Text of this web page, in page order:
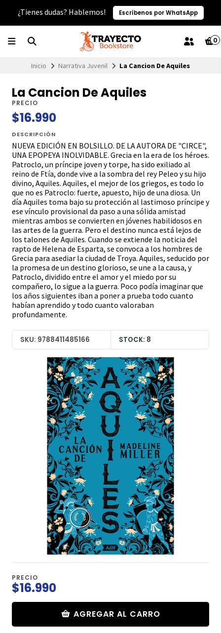
¿Tienes dudas? Hablemos! Escríbenos por WhatsApp
0
Inicio Narrativa Juvenil La Cancion De Aquiles
La Cancion De Aquiles
PRECIO
$16.990
DESCRIPCIÓN
NUEVA EDICIÓN EN BOLSILLO. DE LA AUTORA DE "CIRCE",
UNA EPOPEYA INOLVIDABLE. Grecia en la era de los héroes.
Patroclo, un príncipe joven y torpe, ha sido exiliado al
reino de Ftía, donde vive a la sombra del rey Peleo y su hijo
divino, Aquiles. Aquiles, el mejor de los griegos, es todo lo
que no es Patroclo: fuerte, apuesto, hijo de una diosa. Un
día Aquiles toma bajo su protección al lastimoso príncipe y
ese vínculo provisional da paso a una sólida amistad
mientras ambos se convierten en jóvenes habilidosos en
las artes de la guerra. Pero el destino nunca está lejos de
los talones de Aquiles. Cuando se extiende la noticia del
rapto de Helena de Esparta, se convoca a los hombres de
Grecia para asediar la ciudad de Troya. Aquiles, seducido por
la promesa de un destino glorioso, se une a la causa, y
Patroclo, dividido entre el amor y el miedo por su
compañero, lo sigue a la guerra. Poco podía imaginar que
los años siguientes iban a poner a prueba todo cuanto
habían aprendido y todo cuanto valoraban
profundamente.
SKU: 9788411485166 STOCK: 8
PRECIO
$16.990
AGREGAR AL CARRO